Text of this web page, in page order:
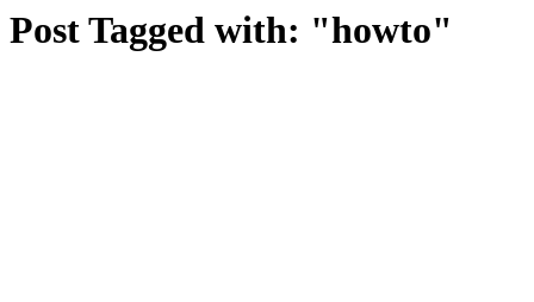
Post Tagged with: "howto"